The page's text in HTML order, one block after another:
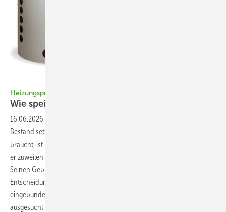
Heizungspuffer planen
Wie speichere ich – und wenn ja, wie
16.06.2026
Bestand setzt sie sich allmählich durch. Ob sie einen Pufferspeicher
braucht, ist umstritten. In Diskussionsforen und sozialen Medien wird
er zuweilen als „Effizienzkiller“ bezeichnet. Doch die Fachleute sagen:
Seinen Gebrauch gilt es differenziert zu betrachten. Denn bei dieser
Entscheidung – ob mit oder ohne, in welcher Größe, wie ins System
eingebunden – spielen eine Menge an Faktoren eine Rolle. Gut
ausgesucht und mit Bedacht geplant, kann der Speicher die Effizienz